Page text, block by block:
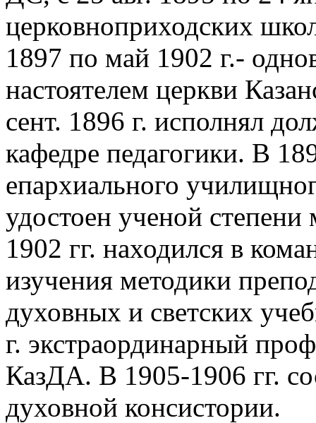
церковноприходских
1897 по май 1902 г.-
настоятелем церкви
сент. 1896 г. исполнял
кафедре педагогики. В
епархиального
удостоен ученой
1902 гг. находился в
изучения методики
духовных и светских
г. экстраординарный
КазДА. В 1905-1906 гг.
духовной консистории.